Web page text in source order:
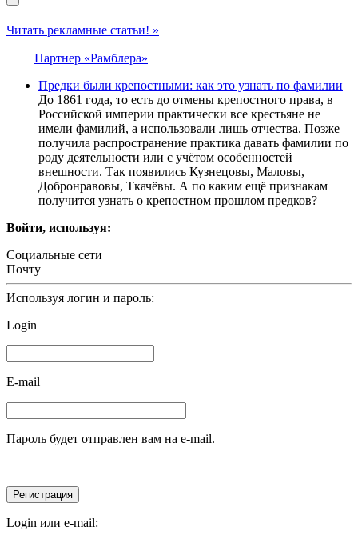
Читать рекламные статьи! »
Партнер «Рамблера»
Предки были крепостными: как это узнать по фамилии
До 1861 года, то есть до отмены крепостного права, в
Российской империи практически все крестьяне не
имели фамилий, а использовали лишь отчества. Позже
получила распространение практика давать фамилии по
роду деятельности или с учётом особенностей
внешности. Так появились Кузнецовы, Маловы,
Добронравовы, Ткачёвы. А по каким ещё признакам
получится узнать о крепостном прошлом предков?
Войти, используя:
Социальные сети
Почту
Используя логин и пароль:
Login
E-mail
Пароль будет отправлен вам на e-mail.
Login или e-mail: